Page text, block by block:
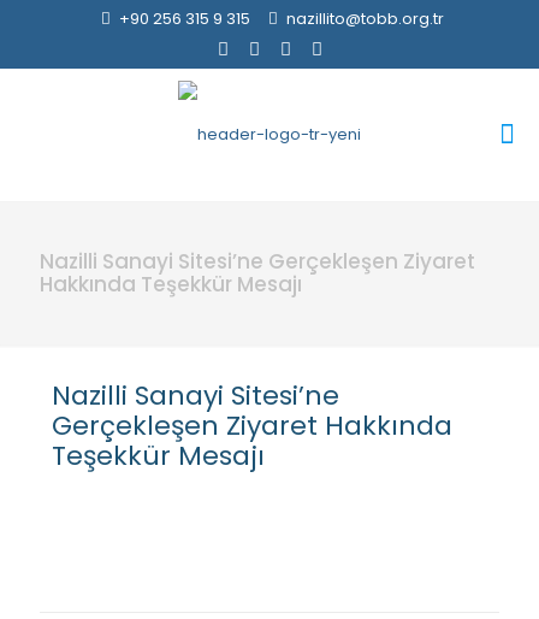
+90 256 315 9 315 nazillito@tobb.org.tr
Nazilli Sanayi Sitesi’ne Gerçekleşen Ziyaret
Hakkında Teşekkür Mesajı
Nazilli Sanayi Sitesi’ne
Gerçekleşen Ziyaret Hakkında
Teşekkür Mesajı